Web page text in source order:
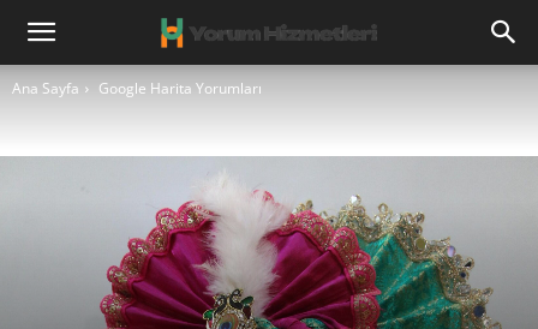
Ana Sayfa Google Harita Yorumları